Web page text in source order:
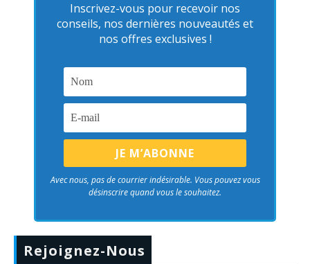
Inscrivez-vous pour recevoir nos
conseils, nos dernières nouveautés et
nos offres exclusives !
Avec nous, pas de courrier indésirable. Vous pouvez vous
désinscrire quand vous le souhaitez.
Rejoignez-Nous